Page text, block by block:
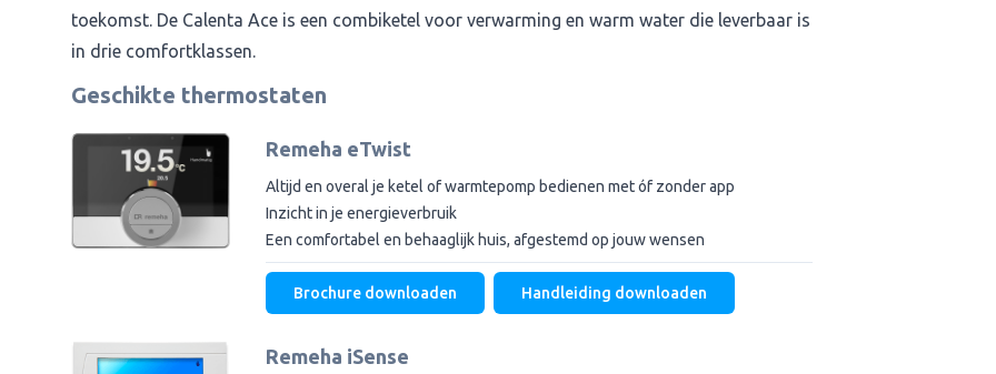
toekomst. De Calenta Ace is een combiketel voor verwarming en warm water die leverbaar is
in drie comfortklassen.
Geschikte thermostaten
Remeha eTwist
Altijd en overal je ketel of warmtepomp bedienen met óf zonder app
Inzicht in je energieverbruik
Een comfortabel en behaaglijk huis, afgestemd op jouw wensen
Brochure downloaden Handleiding downloaden
Remeha iSense